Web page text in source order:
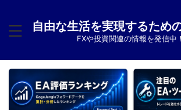
自由な生活を実現するため
FXや投資関連の情報を発信中！